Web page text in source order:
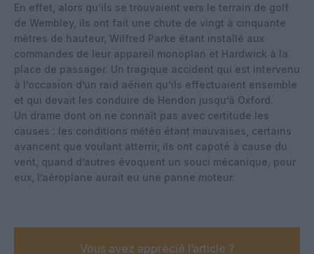
En effet, alors qu’ils se trouvaient vers le terrain de golf
de Wembley, ils ont fait une chute de vingt à cinquante
mètres de hauteur, Wilfred Parke étant installé aux
commandes de leur appareil monoplan et Hardwick à la
place de passager. Un tragique accident qui est intervenu
à l’occasion d’un raid aérien qu’ils effectuaient ensemble
et qui devait les conduire de Hendon jusqu’à Oxford.
Un drame dont on ne connaît pas avec certitude les
causes : les conditions météo étant mauvaises, certains
avancent que voulant atterrir, ils ont capoté à cause du
vent, quand d’autres évoquent un souci mécanique, pour
eux, l’aéroplane aurait eu une panne moteur.
Vous avez apprécié l’article ?